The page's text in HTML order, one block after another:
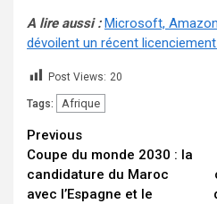
A lire aussi : Microsoft,
dévoilent un récent
Post Views: 20
Tags: Afrique
Continue
Reading
Previous
Coupe du monde 2030 : la
candidature du Maroc
avec l’Espagne et le